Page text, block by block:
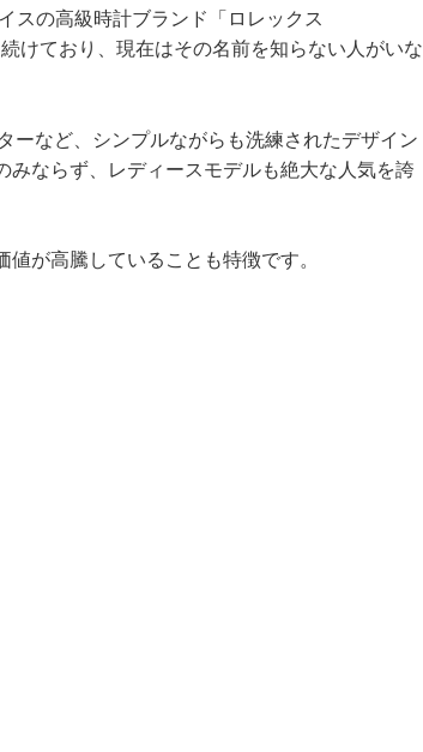
スの高級時計ブランド「ロレックス
けており、現在はその名前を知らない人がいな
ーなど、シンプルながらも洗練されたデザイン
ならず、レディースモデルも絶大な人気を誇
が高騰していることも特徴です。